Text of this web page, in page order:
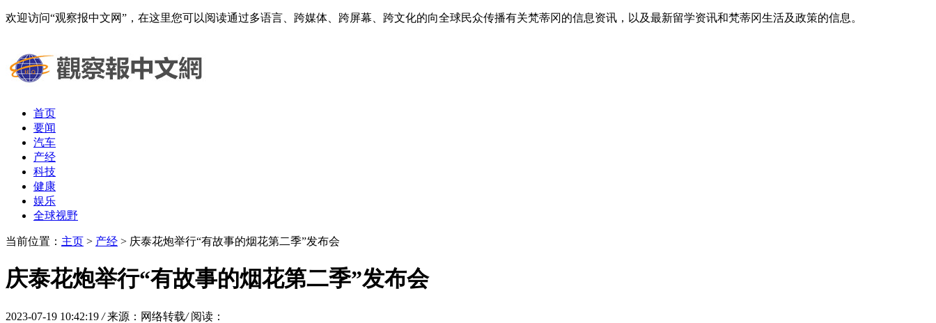
欢迎访问“观察报中文网”，在这里您可以阅读通过多语言、跨媒体、跨屏幕、跨文化的向全球民众传播有关梵蒂冈的信息资讯，以及最新留学资讯和梵蒂冈生活及政策的信息。
首页
要闻
汽车
产经
科技
健康
娱乐
全球视野
当前位置： 主页 > 产经 > 庆泰花炮举行“有故事的烟花第二季”发布会
庆泰花炮举行“有故事的烟花第二季”发布会
2023-07-19 10:42:19 / 来源：网络转载/ 阅读：